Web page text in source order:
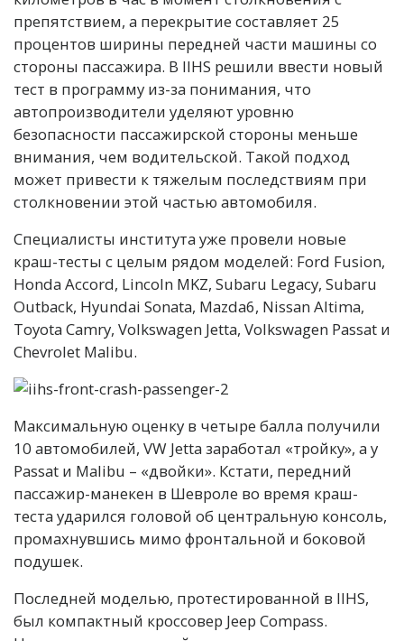
препятствием, а перекрытие составляет 25
процентов ширины передней части машины со
стороны пассажира. В IIHS решили ввести новый
тест в программу из-за понимания, что
автопроизводители уделяют уровню
безопасности пассажирской стороны меньше
внимания, чем водительской. Такой подход
может привести к тяжелым последствиям при
столкновении этой частью автомобиля.
Специалисты института уже провели новые
краш-тесты с целым рядом моделей: Ford Fusion,
Honda Accord, Lincoln MKZ, Subaru Legacy, Subaru
Outback, Hyundai Sonata, Mazda6, Nissan Altima,
Toyota Camry, Volkswagen Jetta, Volkswagen Passat и
Chevrolet Malibu.
Максимальную оценку в четыре балла получили
10 автомобилей, VW Jetta заработал «тройку», а у
Passat и Malibu – «двойки». Кстати, передний
пассажир-манекен в Шевроле во время краш-
теста ударился головой об центральную консоль,
промахнувшись мимо фронтальной и боковой
подушек.
Последней моделью, протестированной в IIHS,
был компактный кроссовер Jeep Compass.